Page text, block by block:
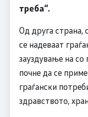
треба“.
Од друга страна,
се надеваат
зауздување на со
почне да се
граѓански
здравството,